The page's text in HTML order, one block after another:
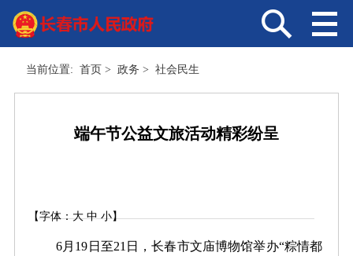
当前位置: 首页 > 政务 > 社会民生
端午节公益文旅活动精彩纷呈
【字体：大 中 小】
6月19日至21日，长春市文庙博物馆举办“粽情都